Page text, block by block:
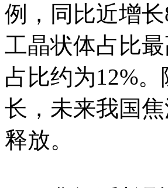
例，同比近增
工晶状体占比
占比约为12%
长，未来我国
释放。